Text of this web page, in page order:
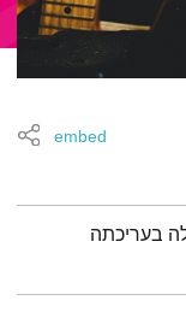
embed
בעריכתה